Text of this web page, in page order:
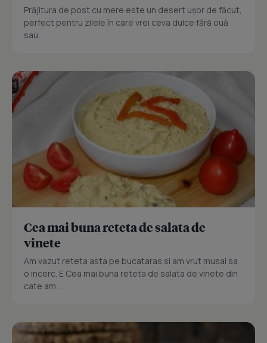
Prăjitura de post cu mere este un desert ușor de făcut,
perfect pentru zilele în care vrei ceva dulce fără ouă
sau...
Cea mai buna reteta de salata de
vinete
Am vazut reteta asta pe bucataras si am vrut musai sa
o incerc. E Cea mai buna reteta de salata de vinete din
cate am...